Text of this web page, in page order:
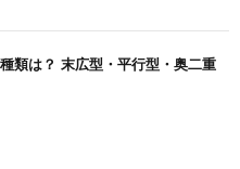
類は？ 末広型・平行型・奥二重